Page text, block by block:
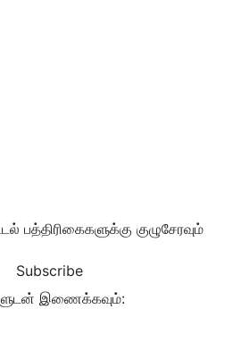
பத்திரிகைகளுக்கு குழுசேரவும்
Subscribe
இணைக்கவும்: